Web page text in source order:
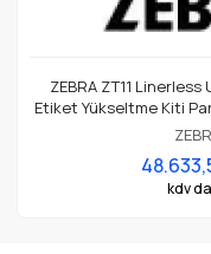
ZEBRA ZT11 Linerless
Etiket Yükseltme Kiti
kdv